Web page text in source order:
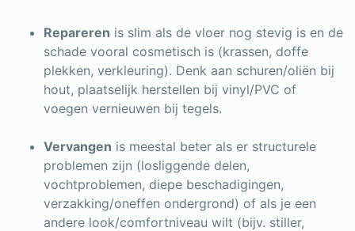
Repareren is slim als de vloer nog stevig is en de
schade vooral cosmetisch is (krassen, doffe
plekken, verkleuring). Denk aan schuren/oliën bij
hout, plaatselijk herstellen bij vinyl/PVC of
voegen vernieuwen bij tegels.
Vervangen is meestal beter als er structurele
problemen zijn (losliggende delen,
vochtproblemen, diepe beschadigingen,
verzakking/oneffen ondergrond) of als je een
andere look/comfortniveau wilt (bijv. stiller,